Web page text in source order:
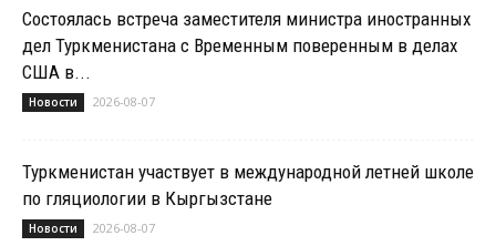
Состоялась встреча заместителя министра иностранных
дел Туркменистана с Временным поверенным в делах
США в...
Новости 2026-08-07
Туркменистан участвует в международной летней школе
по гляциологии в Кыргызстане
Новости 2026-08-07